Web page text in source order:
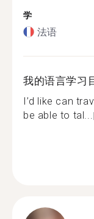
学
法语
我的语言学习
I’d like can
be able to tal...